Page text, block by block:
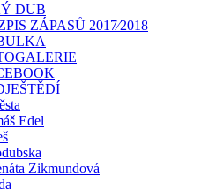
DUB
ZÁPASŮ 2017⁄2018
Edel
Zikmundová